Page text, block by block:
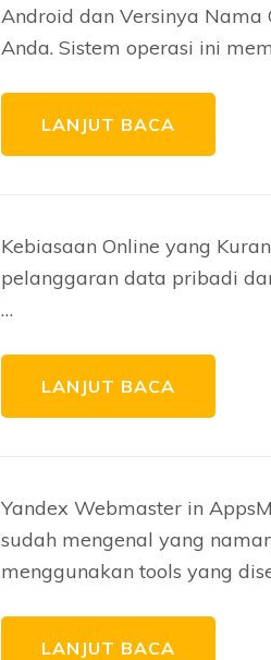
Android dan Versinya
Anda. Sistem operasi ini
LANJUT BACA
Kebiasaan Online yang
pelanggaran data pribadi
…
LANJUT BACA
Yandex Webmaster in
sudah mengenal yang
menggunakan tools yang
LANJUT BACA